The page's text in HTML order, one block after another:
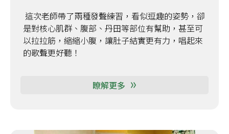
這次老師帶了兩種發聲練習，看似逗趣的姿勢，卻
是對核心肌群、腹部、丹田等部位有幫助，甚至可
以拉拉筋，縮縮小腹，讓肚子結實更有力，唱起來
的歌聲更好聽！
瞭解更多